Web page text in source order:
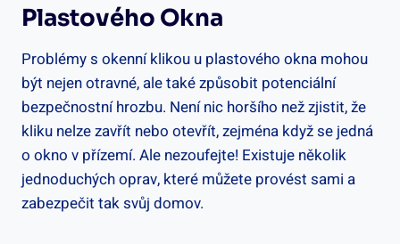
Plastového Okna
Problémy ⁢s okenní klikou u plastového okna mohou
být ‍nejen otravné, ale také ​způsobit potenciální‍
bezpečnostní hrozbu. Není nic horšího než zjistit, že⁣
kliku nelze zavřít nebo otevřít, zejména když se jedná
o okno v přízemí. Ale nezoufejte! Existuje několik
jednoduchých oprav, které můžete provést sami a
zabezpečit tak svůj domov.